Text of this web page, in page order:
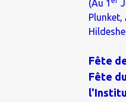
(Au 1
Plunket,
Fête
Fête